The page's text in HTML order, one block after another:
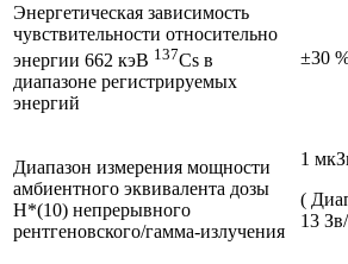
Энергетическая зависимость
чувствительности относительно
энергии 662 кэВ 137Cs в
диапазоне регистрируемых
энергий
±30
Диапазон измерения мощности
амбиентного эквивалента дозы
H*(10) непрерывного
рентгеновского/гамма-излучения
1
(
13